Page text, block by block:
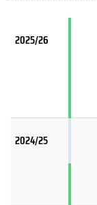
2025/26
2024/25